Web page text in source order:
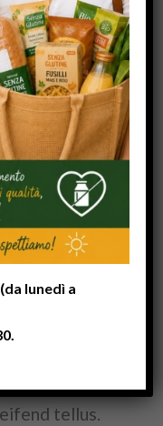
adipiscing
Aenean
et magnis dis
mus. Donec
eu, pretium quis,
Donec pede
eget, arcu. In
mollis
semper
tellus.
lunedì a